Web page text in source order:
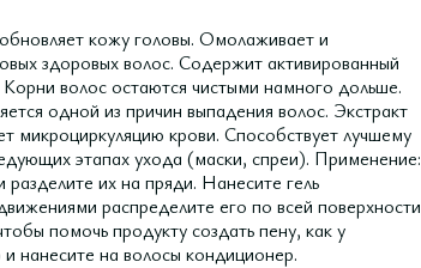
кожу головы. Омолаживает и
здоровых волос. Содержит активированный
волос остаются чистыми намного дольше.
одной из причин выпадения волос. Экстракт
микроциркуляцию крови. Способствует лучшему
этапах ухода (маски, спреи). Применение:
их на пряди. Нанесите гель
распределите его по всей поверхности
помочь продукту создать пену, как у
нанесите на волосы кондиционер.